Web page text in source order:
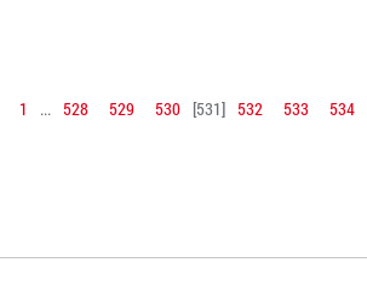
1 ... 528 529 530 [531] 532 533 534